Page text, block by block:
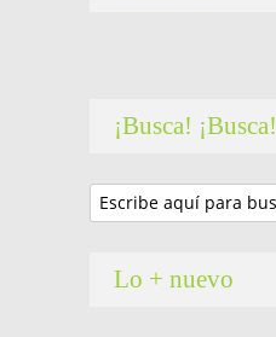
¡Busca! ¡Busca!
Lo + nuevo